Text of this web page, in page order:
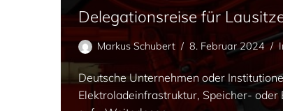
Delegationsreise für
Markus Schubert 8. Februar 2024
Deutsche Unternehmen oder
Elektroladeinfrastruktur, Speicher-